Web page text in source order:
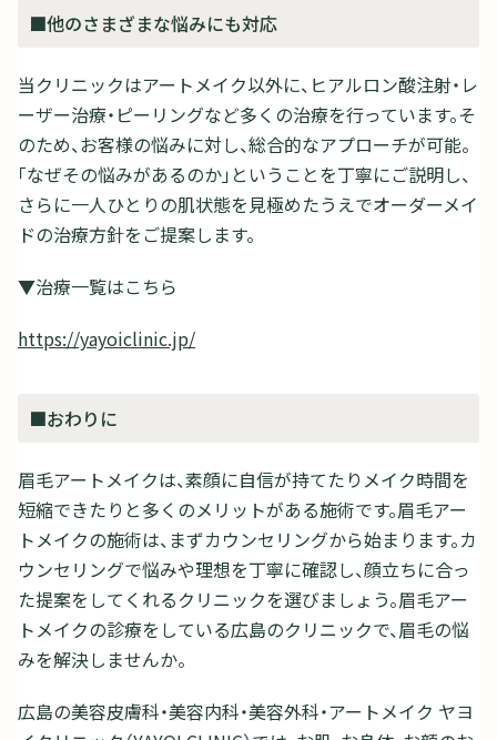
■他のさまざまな悩みにも対応
当クリニックはアートメイク以外に、ヒアルロン酸注射・レ
ーザー治療・ピーリングなど多くの治療を行っています。そ
のため、お客様の悩みに対し、総合的なアプローチが可能。
「なぜその悩みがあるのか」ということを丁寧にご説明し、
さらに一人ひとりの肌状態を見極めたうえでオーダーメイ
ドの治療方針をご提案します。
▼治療一覧はこちら
https://yayoiclinic.jp/
■おわりに
眉毛アートメイクは、素顔に自信が持てたりメイク時間を
短縮できたりと多くのメリットがある施術です。眉毛アー
トメイクの施術は、まずカウンセリングから始まります。カ
ウンセリングで悩みや理想を丁寧に確認し、顔立ちに合っ
た提案をしてくれるクリニックを選びましょう。眉毛アー
トメイクの診療をしている広島のクリニックで、眉毛の悩
みを解決しませんか。
広島の美容皮膚科・美容内科・美容外科・アートメイク ヤヨ